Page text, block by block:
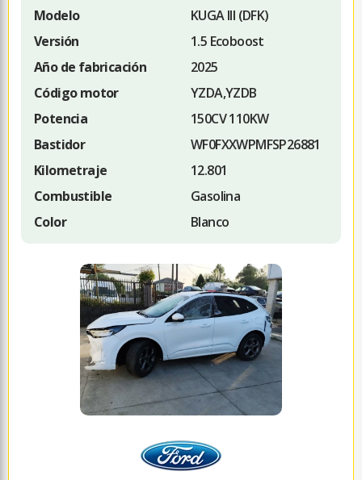
Modelo
KUGA III (DFK)
Versión
1.5 Ecoboost
Año de fabricación
2025
Código motor
YZDA,YZDB
Potencia
150CV 110KW
Bastidor
WF0FXXWPMFSP26881
Kilometraje
12.801
Combustible
Gasolina
Color
Blanco